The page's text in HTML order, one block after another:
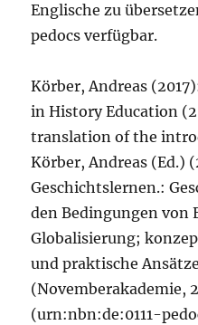
Englische zu
pedocs verfügbar.
Körber, Andreas
in History Education
translation of the
Körber, Andreas (Ed.)
Geschichtslernen.:
den Bedingungen von
Globalisierung;
und praktische
(Novemberakademie,
(urn:nbn:de:0111-